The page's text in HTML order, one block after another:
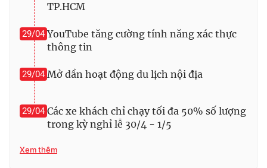
VTV9
Liên hệ tòa soạn
THỜI BÁO VTV
TP.HCM
29/04 YouTube tăng cường tính năng xác thực
thông tin
29/04 Mở dần hoạt động du lịch nội địa
29/04 Các xe khách chỉ chạy tối đa 50% số lượng
trong kỳ nghỉ lễ 30/4 - 1/5
Xem thêm